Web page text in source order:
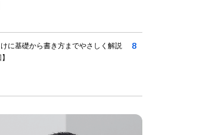
に基礎から書き方までやさしく解説
8